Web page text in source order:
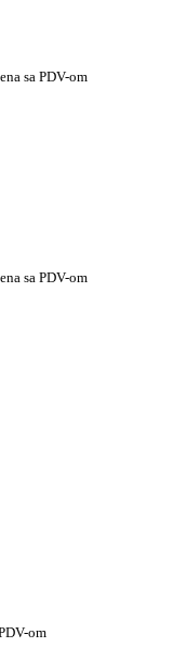
sa PDV-om
sa PDV-om
om